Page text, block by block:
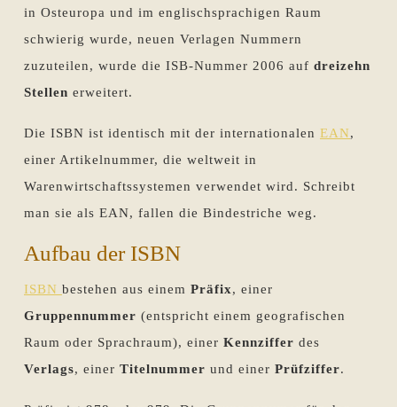
in Osteuropa und im englischsprachigen Raum
schwierig wurde, neuen Verlagen Nummern
zuzuteilen, wurde die ISB-Nummer 2006 auf dreizehn
Stellen erweitert.
Die ISBN ist identisch mit der internationalen EAN,
einer Artikelnummer, die weltweit in
Warenwirtschaftssystemen verwendet wird. Schreibt
man sie als EAN, fallen die Bindestriche weg.
Aufbau der ISBN
ISBN bestehen aus einem Präfix, einer
Gruppennummer (entspricht einem geografischen
Raum oder Sprachraum), einer Kennziffer des
Verlags, einer Titelnummer und einer Prüfziffer.